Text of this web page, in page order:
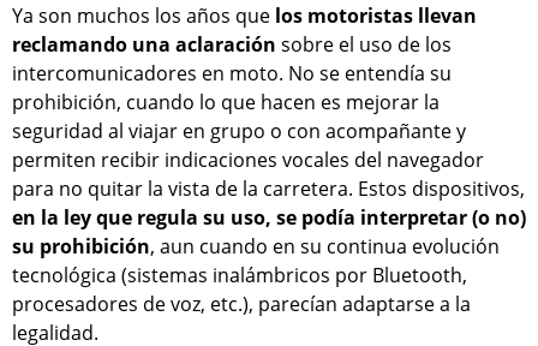
Ya son muchos los años que los motoristas llevan
reclamando una aclaración sobre el uso de los
intercomunicadores en moto. No se entendía su
prohibición, cuando lo que hacen es mejorar la
seguridad al viajar en grupo o con acompañante y
permiten recibir indicaciones vocales del navegador
para no quitar la vista de la carretera. Estos dispositivos,
en la ley que regula su uso, se podía interpretar (o no)
su prohibición, aun cuando en su continua evolución
tecnológica (sistemas inalámbricos por Bluetooth,
procesadores de voz, etc.), parecían adaptarse a la
legalidad.